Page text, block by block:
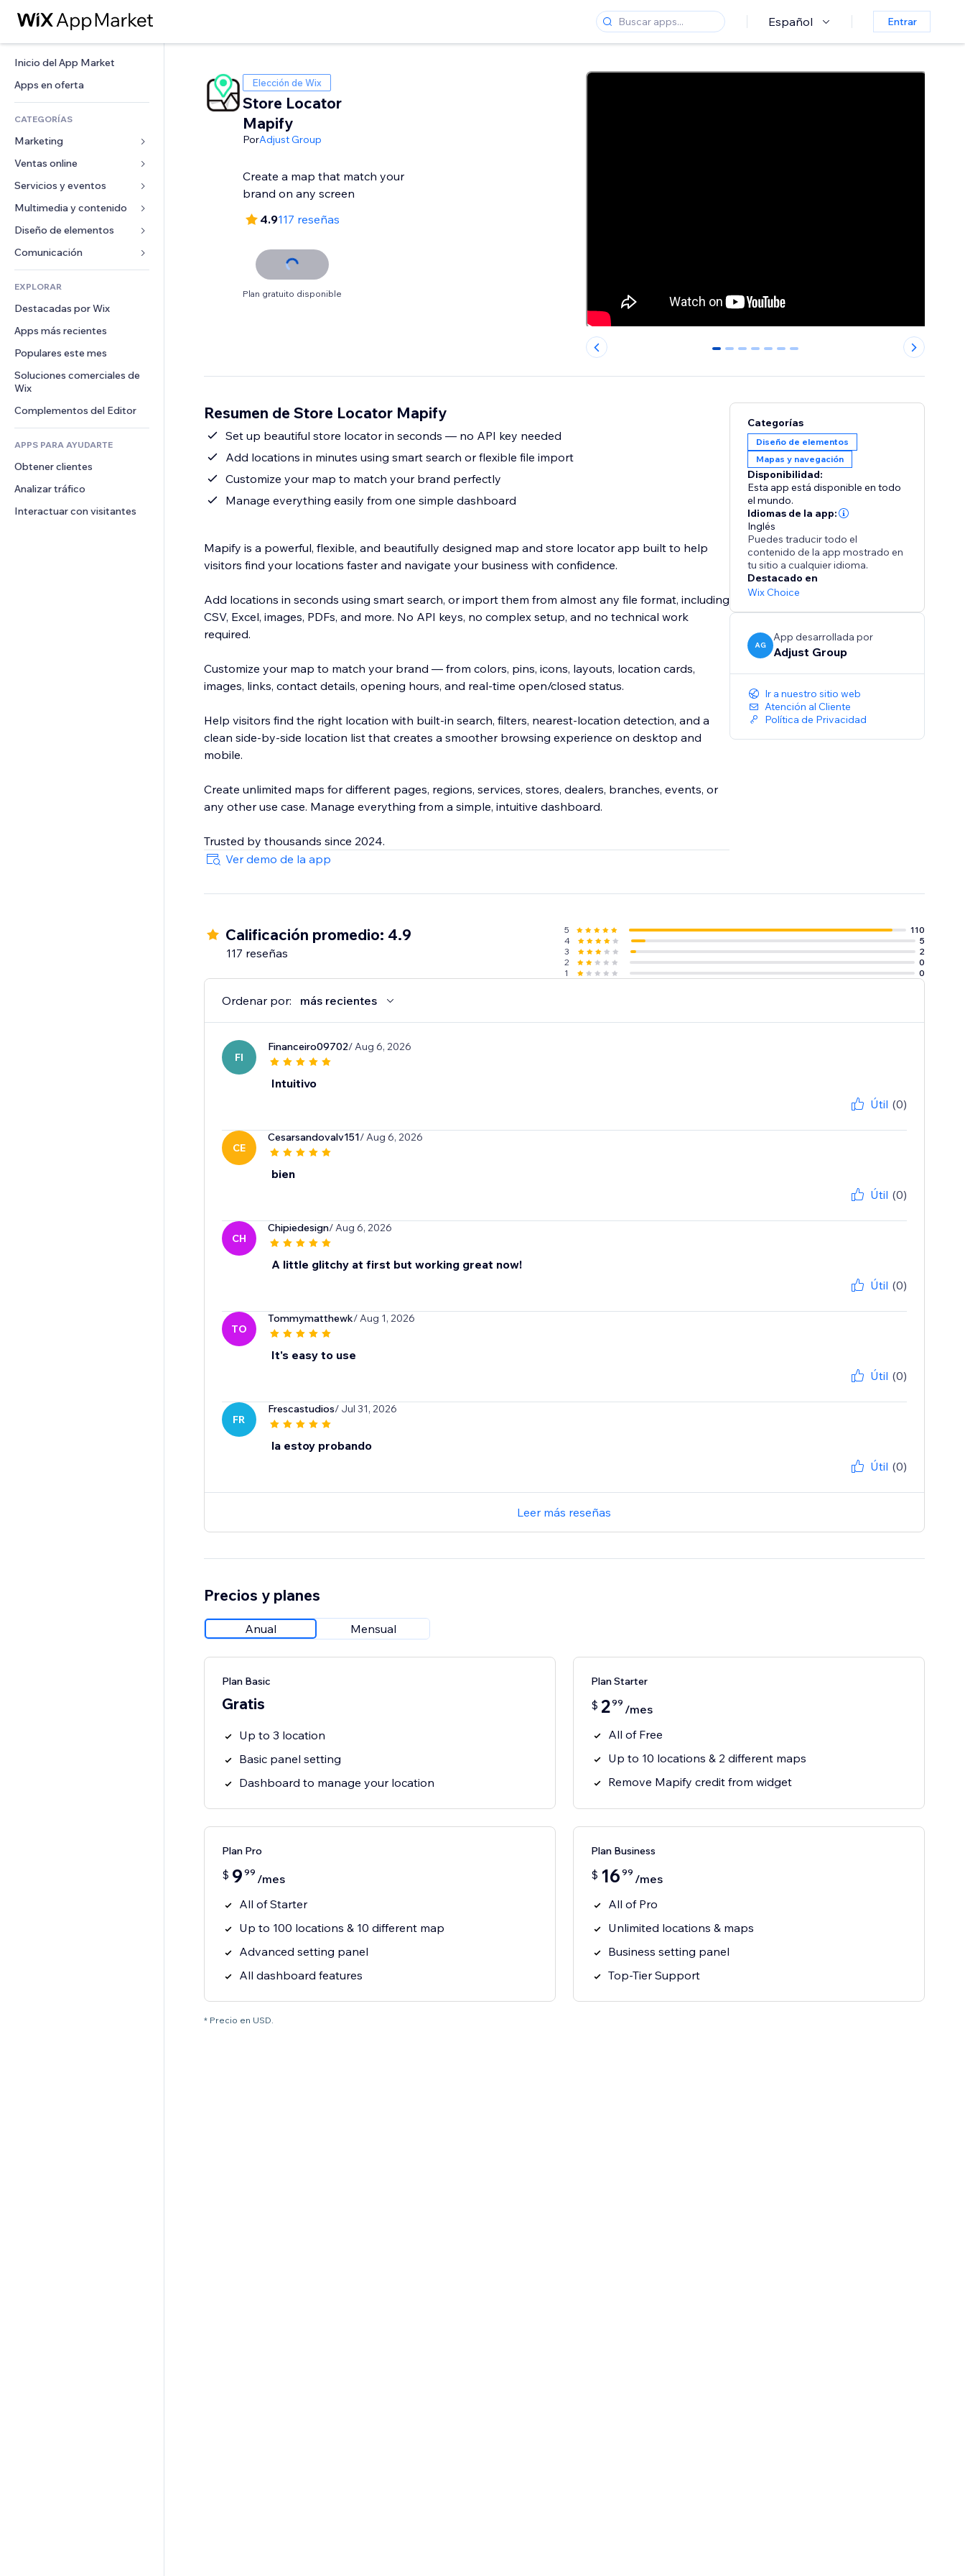
Español Entrar
Inicio del App Market
Apps en oferta
CATEGORÍAS
Marketing
Anuncios
Móvil
Analíticas
Anuncios del sitio
Email
Ventas online
Apps para tiendas
Envíos y entregas
Botones de venta
Contabilidad
Cupones y fidelización
Almacenamiento de mercancía
Crowdfunding
Alimentos y bebidas
Servicios y eventos
Hoteles
Eventos
Restaurantes
Inmobiliarias
Reservas
Multimedia y contenido
Galerías
Música
Pódcast
Fotografía
Video
PDF
Compartir archivos
Noticias
Servicios de contenido
Efectos de texto
Diseño de elementos
Mapas y navegación
Privacidad y seguridad
Reloj
Plantillas para páginas
Efectos de imágenes
Botones y menús
Banners e insignias
Calculadoras
Buscar
Formularios
Encuestas
Chat
Comentarios
Teléfono
Comunidad
Reseñas y testimonios
EXPLORAR
Destacadas por Wix
Apps más recientes
Populares este mes
Soluciones comerciales de
Wix
Complementos del Editor
APPS PARA AYUDARTE
Obtener clientes
Analizar tráfico
Interactuar con visitantes
Elección de Wix
Store Locator
Mapify
PorAdjust Group
Create a map that match your
brand on any screen
4.9117 reseñas
Plan gratuito disponible
0 1 2 3 4 5 6
Resumen de Store Locator Mapify
Set up beautiful store locator in seconds — no API key needed
Add locations in minutes using smart search or flexible file import
Customize your map to match your brand perfectly
Manage everything easily from one simple dashboard
Mapify is a powerful, flexible, and beautifully designed map and store locator app built to help
visitors find your locations faster and navigate your business with confidence.
Add locations in seconds using smart search, or import them from almost any file format, including
CSV, Excel, images, PDFs, and more. No API keys, no complex setup, and no technical work
required.
Customize your map to match your brand — from colors, pins, icons, layouts, location cards,
images, links, contact details, opening hours, and real-time open/closed status.
Help visitors find the right location with built-in search, filters, nearest-location detection, and a
clean side-by-side location list that creates a smoother browsing experience on desktop and
mobile.
Create unlimited maps for different pages, regions, services, stores, dealers, branches, events, or
any other use case. Manage everything from a simple, intuitive dashboard.
Trusted by thousands since 2024.
Ver demo de la app
Categorías
Diseño de elementos
Mapas y navegación
Disponibilidad:
Esta app está disponible en todo
el mundo.
Idiomas de la app:
Inglés
Puedes traducir todo el
contenido de la app mostrado en
tu sitio a cualquier idioma.
Destacado en
Wix Choice
AG
App desarrollada por
Adjust Group
Ir a nuestro sitio web
Atención al Cliente
Política de Privacidad
Calificación promedio: 4.9
117 reseñas
5
110
4
5
3
2
2
0
1
0
Ordenar por: más recientes
FI
Financeiro09702/ Aug 6, 2026
Intuitivo
Útil (0)
CE
Cesarsandovalv151/ Aug 6, 2026
bien
Útil (0)
CH
Chipiedesign/ Aug 6, 2026
A little glitchy at first but working great now!
Útil (0)
TO
Tommymatthewk/ Aug 1, 2026
It's easy to use
Útil (0)
FR
Frescastudios/ Jul 31, 2026
la estoy probando
Útil (0)
Leer más reseñas
Precios y planes
Anual Mensual
Plan Basic
Gratis
Up to 3 location
Basic panel setting
Dashboard to manage your location
Plan Starter
$ 299 /mes
All of Free
Up to 10 locations & 2 different maps
Remove Mapify credit from widget
Plan Pro
$ 9 99 /mes
All of Starter
Up to 100 locations & 10 different map
Advanced setting panel
All dashboard features
Plan Business
$ 16 99 /mes
All of Pro
Unlimited locations & maps
Business setting panel
Top-Tier Support
* Precio en USD.